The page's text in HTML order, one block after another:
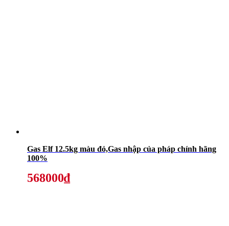
Gas Elf 12.5kg màu đỏ,Gas nhập của pháp chính hãng
100%
568000₫